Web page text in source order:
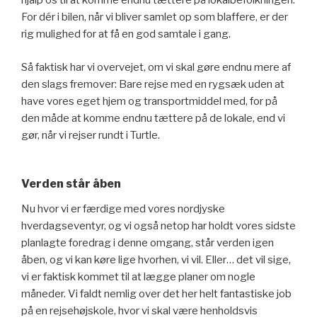
For dér i bilen, når vi bliver samlet op som blaffere, er der
rig mulighed for at få en god samtale i gang.
Så faktisk har vi overvejet, om vi skal gøre endnu mere af
den slags fremover: Bare rejse med en rygsæk uden at
have vores eget hjem og transportmiddel med, for på
den måde at komme endnu tættere på de lokale, end vi
gør, når vi rejser rundt i Turtle.
Verden står åben
Nu hvor vi er færdige med vores nordjyske
hverdagseventyr, og vi også netop har holdt vores sidste
planlagte foredrag i denne omgang, står verden igen
åben, og vi kan køre lige hvorhen, vi vil. Eller… det vil sige,
vi er faktisk kommet til at lægge planer om nogle
måneder. Vi faldt nemlig over det her helt fantastiske job
på en rejsehøjskole, hvor vi skal være henholdsvis